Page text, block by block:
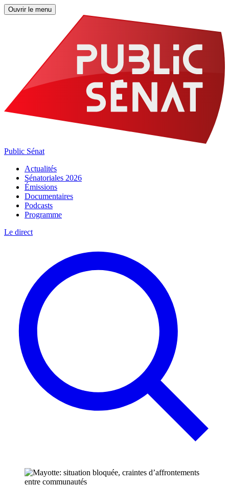
Ouvrir le menu
Public Sénat
Actualités
Sénatoriales 2026
Émissions
Documentaires
Podcasts
Programme
Le direct